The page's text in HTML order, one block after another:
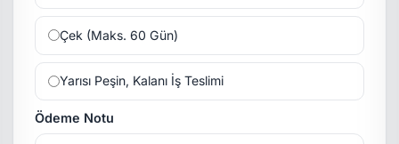
Çek (Maks. 60 Gün)
Yarısı Peşin, Kalanı İş Teslimi
Ödeme Notu